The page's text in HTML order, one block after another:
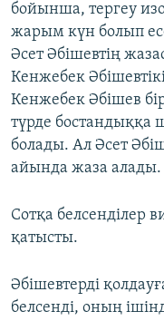
бойынша, тергеу
жарым күн болып
Әсет Әбішевтің
Кенжебек
Кенжебек Әбішев
түрде бостандыққа
болады. Ал Әсет
айында жаза алады.
Сотқа белсенділер
қатысты.
Әбішевтерді
белсенді, оның